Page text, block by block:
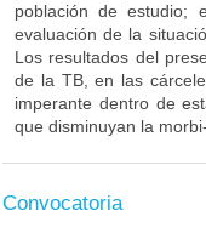
población de estudio;
evaluación de la
Los resultados del
de la TB, en las
imperante dentro de
que disminuyan la
Convocatoria